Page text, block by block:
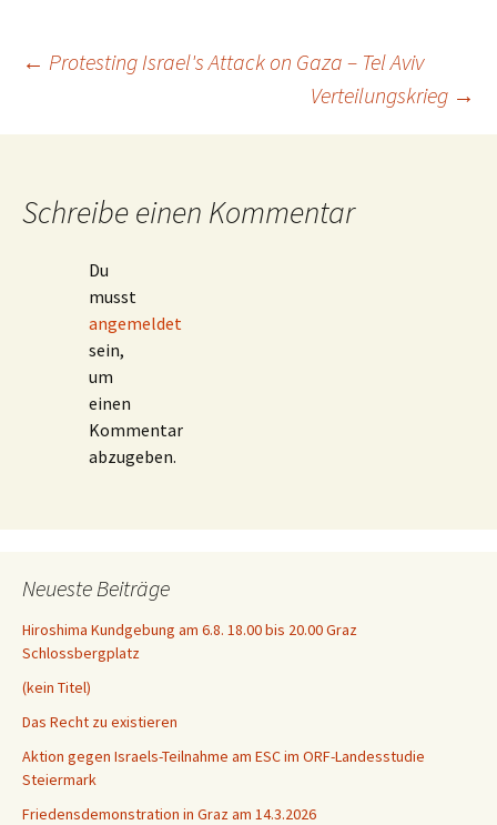
Beitragsnavigation
← Protesting Israel's Attack on Gaza – Tel Aviv
Verteilungskrieg →
Schreibe einen Kommentar
Du
musst
angemeldet
sein,
um
einen
Kommentar
abzugeben.
Neueste Beiträge
Hiroshima Kundgebung am 6.8. 18.00 bis 20.00 Graz
Schlossbergplatz
(kein Titel)
Das Recht zu existieren
Aktion gegen Israels-Teilnahme am ESC im ORF-Landesstudie
Steiermark
Friedensdemonstration in Graz am 14.3.2026